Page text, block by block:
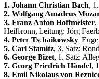
1. Johann Christian Bach,
2. Wolfgang Amadeus
3. Franz Anton Hoffmeister,
Heilbronn, Leitung: Jörg
4. Peter Tschaikowsky,
5. Carl Stamitz, 3. Satz:
6. George Bizet, 1. Satz:
7. Georg Friedrich Händel,
8. Emil Nikolaus von